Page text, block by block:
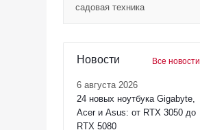
садовая техника
Новости Все новости
6 августа 2026
24 новых ноутбука Gigabyte,
Acer и Asus: от RTX 3050 до
RTX 5080